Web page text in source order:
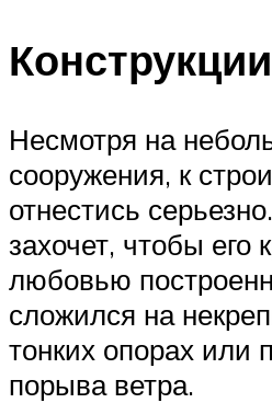
Конструкции
Несмотря на
сооружения, к
отнестись
захочет, чтобы его
любовью
сложился на
тонких опорах или
порыва ветра.